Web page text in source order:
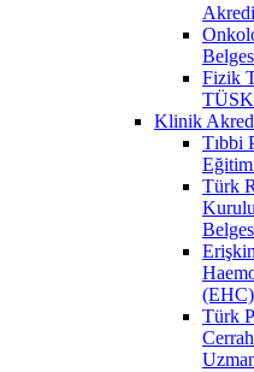
Fizik
Klinik
Tıbbi
Türk
(EHC)
Türk